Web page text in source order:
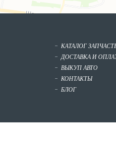
КАТАЛОГ
ДОСТАВКА И
ВЫКУП АВТО
КОНТАКТЫ
БЛОГ